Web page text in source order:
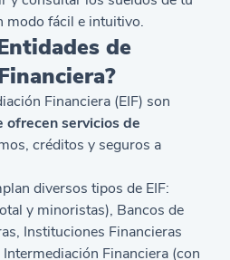
modo fácil e intuitivo.
de
Financiera (EIF) son
ofrecen servicios de
créditos y seguros a
diversos tipos de EIF:
y minoristas), Bancos de
Instituciones Financieras
Financiera (con